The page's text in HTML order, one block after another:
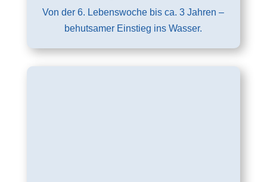
Von der 6. Lebenswoche bis ca. 3 Jahren –
behutsamer Einstieg ins Wasser.